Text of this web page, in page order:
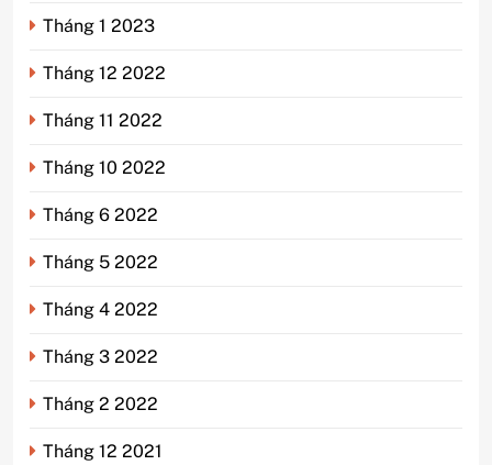
Tháng 1 2023
Tháng 12 2022
Tháng 11 2022
Tháng 10 2022
Tháng 6 2022
Tháng 5 2022
Tháng 4 2022
Tháng 3 2022
Tháng 2 2022
Tháng 12 2021